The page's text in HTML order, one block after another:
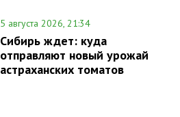
5 августа 2026, 21:34
Сибирь ждет: куда
отправляют новый урожай
астраханских томатов